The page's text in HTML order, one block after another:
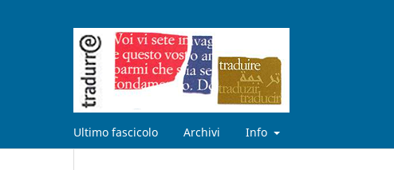
Ultimo fascicolo Archivi Info